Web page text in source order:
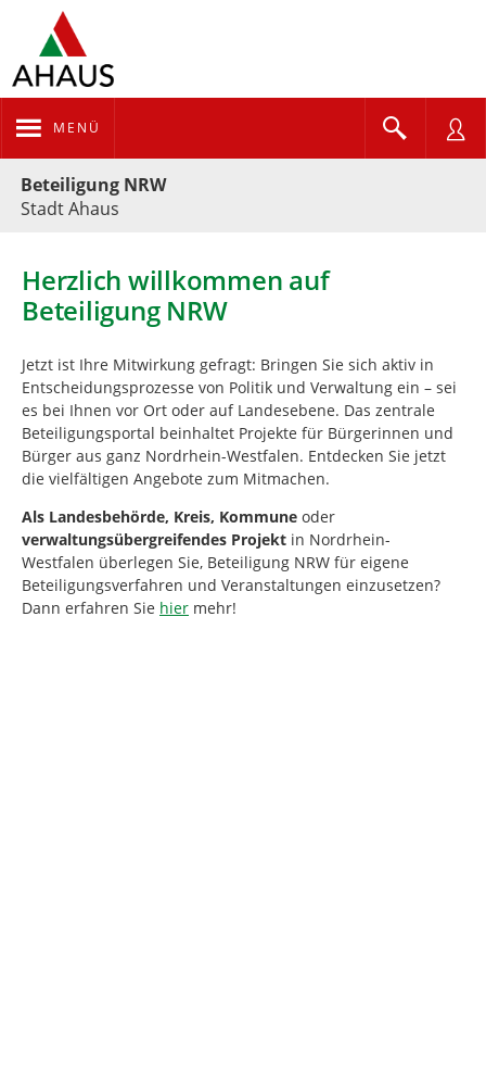
MENÜ
Beteiligung NRW
Stadt Ahaus
Herzlich willkommen auf
Beteiligung NRW
Jetzt ist Ihre Mitwirkung gefragt: Bringen Sie sich aktiv in
Entscheidungsprozesse von Politik und Verwaltung ein – sei
es bei Ihnen vor Ort oder auf Landesebene. Das zentrale
Beteiligungsportal beinhaltet Projekte für Bürgerinnen und
Bürger aus ganz Nordrhein-Westfalen. Entdecken Sie jetzt
die vielfältigen Angebote zum Mitmachen.
Als Landesbehörde, Kreis, Kommune oder
verwaltungsübergreifendes Projekt in Nordrhein-
Westfalen überlegen Sie, Beteiligung NRW für eigene
Beteiligungsverfahren und Veranstaltungen einzusetzen?
Dann erfahren Sie hier mehr!